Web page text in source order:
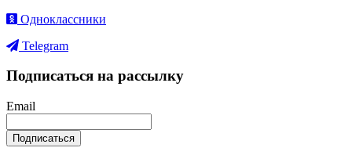
Одноклассники
Telegram
Подписаться на рассылку
Email
Подписаться